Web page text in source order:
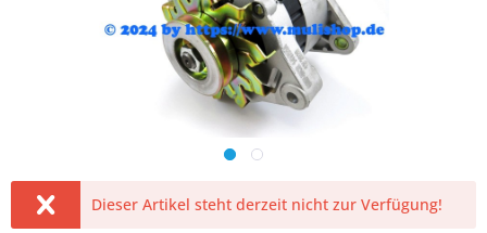
Dieser Artikel steht derzeit nicht zur Verfügung!